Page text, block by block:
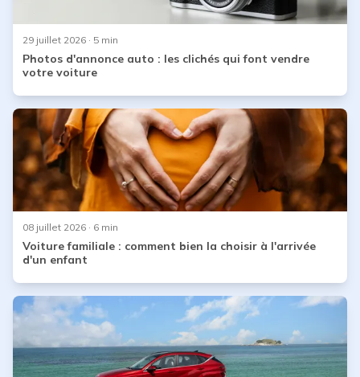
29 juillet 2026 · 5 min
Photos d'annonce auto : les clichés qui font vendre
votre voiture
08 juillet 2026 · 6 min
Voiture familiale : comment bien la choisir à l'arrivée
d'un enfant